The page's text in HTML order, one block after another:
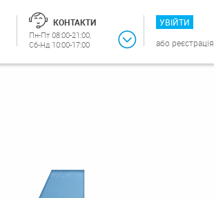
КОНТАКТИ
Пн-Пт 08:00-21:00,
Сб-Нд 10:00-17:00
УВІЙТИ
або реєстрація